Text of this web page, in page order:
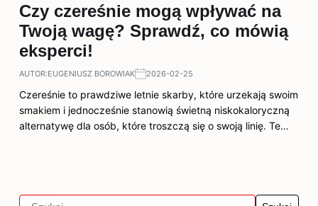
Czy czereśnie mogą wpływać na
Twoją wagę? Sprawdź, co mówią
eksperci!
AUTOR:EUGENIUSZ BOROWIAK 2026-02-25
Czereśnie to prawdziwe letnie skarby, które urzekają swoim
smakiem i jednocześnie stanowią świetną niskokaloryczną
alternatywę dla osób, które troszczą się o swoją linię. Te…